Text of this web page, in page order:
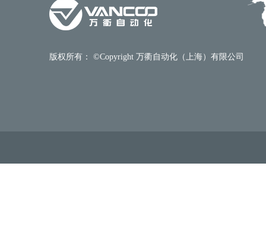
版权所有： ©Copyright 万衢自动化（上海）有限公司